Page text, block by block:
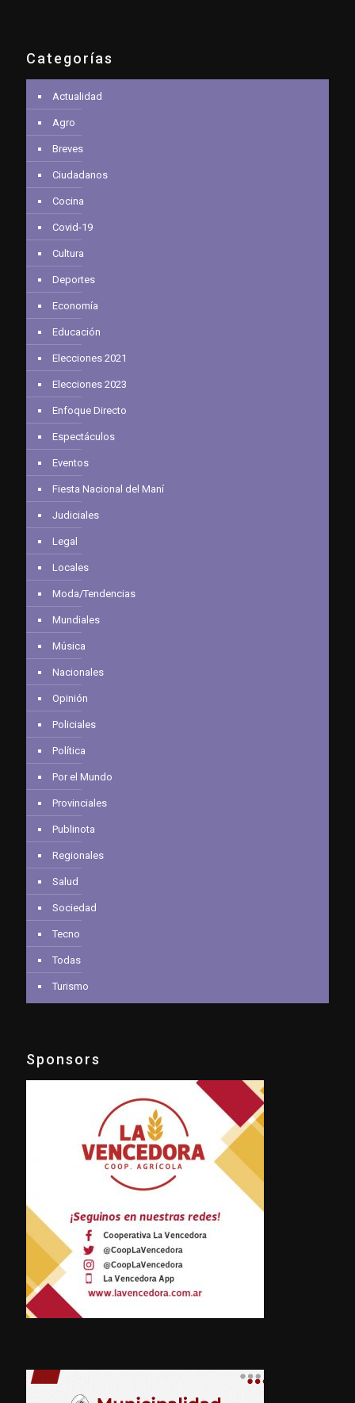
Categorías
Actualidad
Agro
Breves
Ciudadanos
Cocina
Covid-19
Cultura
Deportes
Economía
Educación
Elecciones 2021
Elecciones 2023
Enfoque Directo
Espectáculos
Eventos
Fiesta Nacional del Maní
Judiciales
Legal
Locales
Moda/Tendencias
Mundiales
Música
Nacionales
Opinión
Policiales
Política
Por el Mundo
Provinciales
Publinota
Regionales
Salud
Sociedad
Tecno
Todas
Turismo
Sponsors